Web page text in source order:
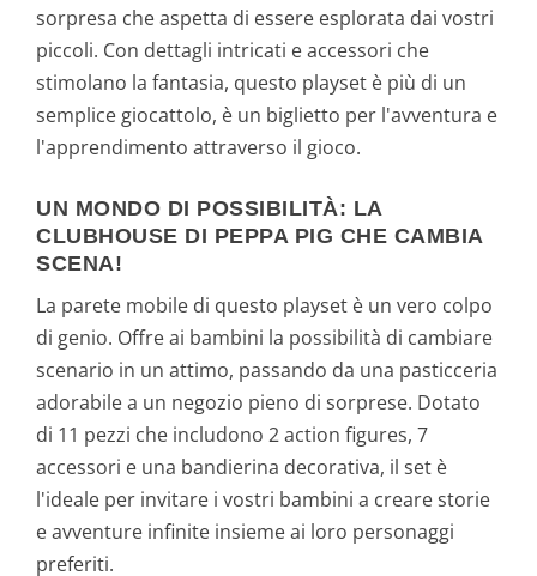
sorpresa che aspetta di essere esplorata dai vostri
piccoli. Con dettagli intricati e accessori che
stimolano la fantasia, questo playset è più di un
semplice giocattolo, è un biglietto per l'avventura e
l'apprendimento attraverso il gioco.
UN MONDO DI POSSIBILITÀ: LA
CLUBHOUSE DI PEPPA PIG CHE CAMBIA
SCENA!
La parete mobile di questo playset è un vero colpo
di genio. Offre ai bambini la possibilità di cambiare
scenario in un attimo, passando da una pasticceria
adorabile a un negozio pieno di sorprese. Dotato
di 11 pezzi che includono 2 action figures, 7
accessori e una bandierina decorativa, il set è
l'ideale per invitare i vostri bambini a creare storie
e avventure infinite insieme ai loro personaggi
preferiti.